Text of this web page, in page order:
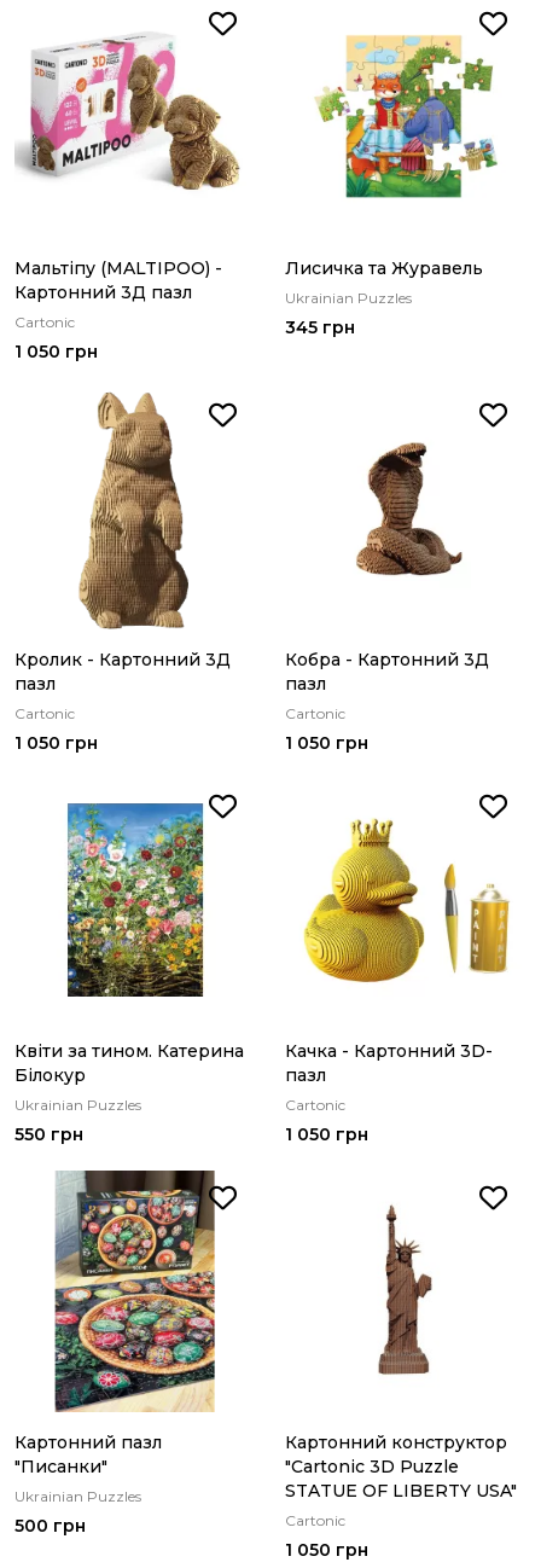
Мальтіпу (MALTIPOO) -
Картонний 3Д пазл
Cartonic
1 050 грн
Лисичка та Журавель
Ukrainian Puzzles
345 грн
Кролик - Картонний 3Д
пазл
Cartonic
1 050 грн
Кобра - Картонний 3Д
пазл
Cartonic
1 050 грн
Квіти за тином. Катерина
Білокур
Ukrainian Puzzles
550 грн
Качка - Картонний 3D-
пазл
Cartonic
1 050 грн
Картонний пазл
"Писанки"
Ukrainian Puzzles
500 грн
Картонний конструктор
"Cartonic 3D Puzzle
STATUE OF LIBERTY USA"
Cartonic
1 050 грн